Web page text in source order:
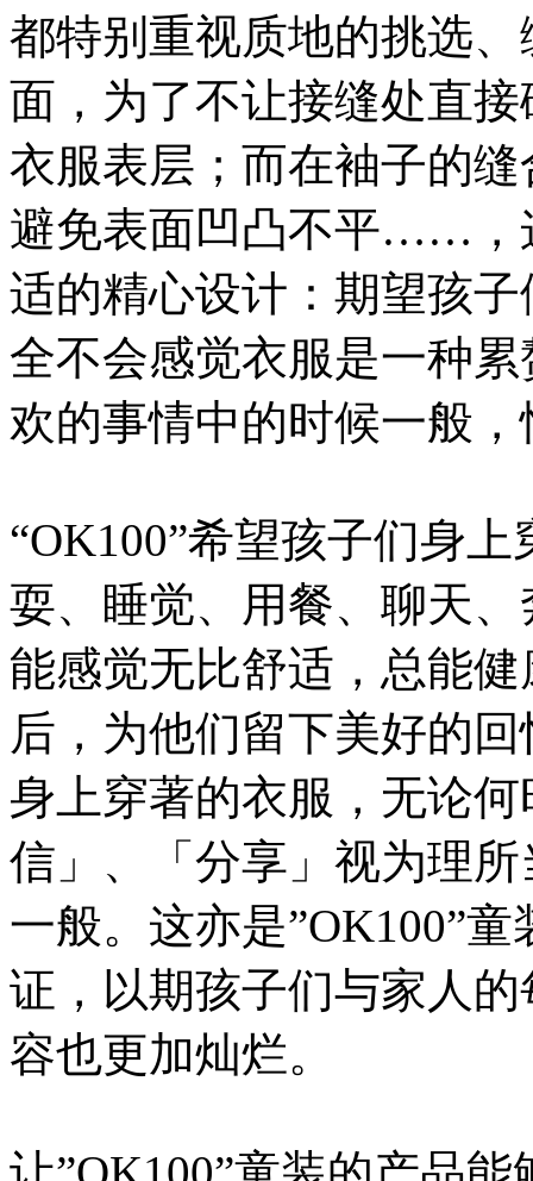
都特别重视质地的挑选
面，为了不让接缝处直
衣服表层；而在袖子的
避免表面凹凸不平……，
适的精心设计：期望孩
全不会感觉衣服是一种
欢的事情中的时候一般
“OK100”希望孩子们身
耍、睡觉、用餐、聊天
能感觉无比舒适，总能
后，为他们留下美好的
身上穿著的衣服，无论
信」、「分享」视为理
一般。这亦是”OK100”
证，以期孩子们与家人
容也更加灿烂。